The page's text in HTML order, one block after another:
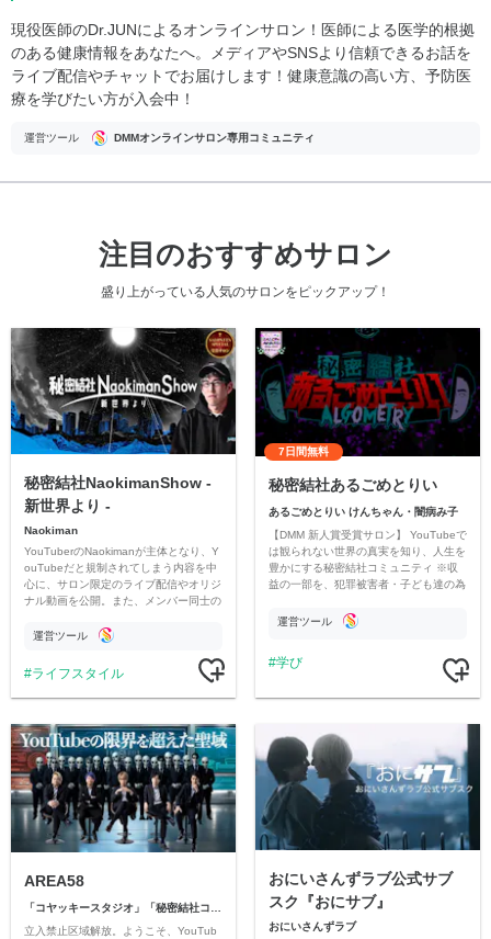
現役医師のDr.JUNによるオンラインサロン！医師による医学的根拠
のある健康情報をあなたへ。メディアやSNSより信頼できるお話を
ライブ配信やチャットでお届けします！健康意識の高い方、予防医
療を学びたい方が入会中！
運営ツール DMMオンラインサロン専用コミュニティ
注目のおすすめサロン
盛り上がっている人気のサロンをピックアップ！
秘密結社NaokimanShow -
新世界より -
Naokiman
YouTuberのNaokimanが主体となり、Y
ouTubeだと規制されてしまう内容を中
心に、サロン限定のライブ配信やオリジ
ナル動画を公開。また、メンバー同士の
ただいています。
運営ツール
ライフスタイル
7日間無料
秘密結社あるごめとりい
あるごめとりい けんちゃん・闇病み子
【DMM 新人賞受賞サロン】 YouTubeで
は観られない世界の真実を知り、人生を
豊かにする秘密結社コミュニティ ※収
益の一部を、犯罪被害者・子ども達の為
す運営ツール
学び
AREA58
「コヤッキースタジオ」「秘密結社コヤミナティ」
立入禁止区域解放。ようこそ、YouTub
おにいさんずラブ公式サブ
スク『おにサブ』
おにいさんずラブ